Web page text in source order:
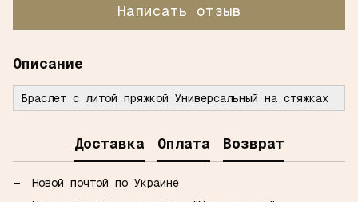
Написать отзыв
Описание
Браслет с литой пряжкой Универсальный на стяжках
Доставка Оплата Возврат
Новой почтой по Украине